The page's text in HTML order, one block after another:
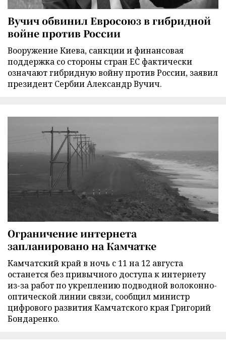
Вучич обвинил Евросоюз в гибридной
войне против России
Вооружение Киева, санкции и финансовая
поддержка со стороны стран ЕС фактически
означают гибридную войну против России, заявил
президент Сербии Александр Вучич.
Ограничение интернета
запланировано на Камчатке
Камчатский край в ночь с 11 на 12 августа
останется без привычного доступа к интернету
из-за работ по укреплению подводной волоконно-
оптической линии связи, сообщил министр
цифрового развития Камчатского края Григорий
Бондаренко.